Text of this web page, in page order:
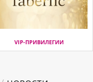
VIP-ПРИВИЛЕГИИ